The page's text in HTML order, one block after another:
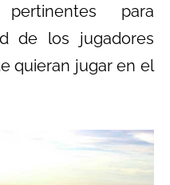
para
de los jugadores
quieran jugar en el